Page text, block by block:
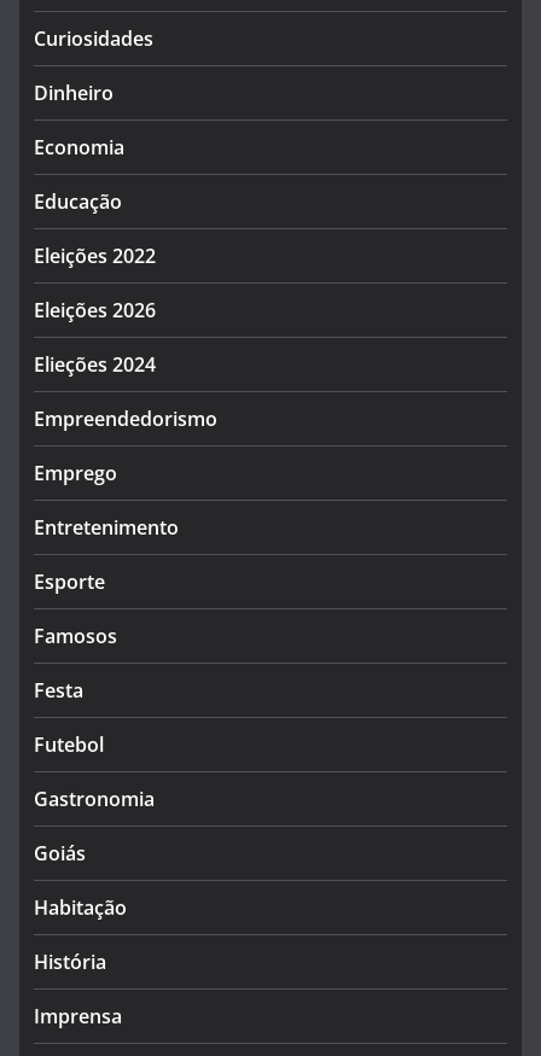
Curiosidades
Dinheiro
Economia
Educação
Eleições 2022
Eleições 2026
Elieções 2024
Empreendedorismo
Emprego
Entretenimento
Esporte
Famosos
Festa
Futebol
Gastronomia
Goiás
Habitação
História
Imprensa